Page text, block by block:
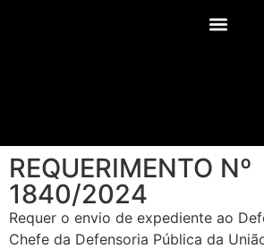
REQUERIMENTO Nº
1840/2024
Requer o envio de expediente ao
Chefe da Defensoria Pública da